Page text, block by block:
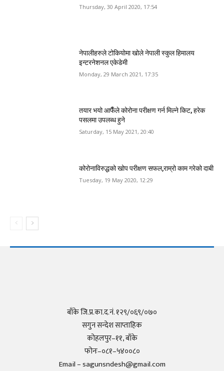
Thursday, 30 April 2020, 17:54
नेपालीहरुले टोकियोमा खोले नेपाली स्कुल हिमालय
इन्टरनेशनल एकेडेमी
Monday, 29 March 2021, 17:35
तयार भयो आफैँले कोरोना परीक्षण गर्न मिल्ने किट, हरेक
पसलमा उपलब्ध हुने
Saturday, 15 May 2021, 20:40
कोरोनाविरुद्धको खोप परीक्षण सफल,राम्रो काम गरेको दाबी
Tuesday, 19 May 2020, 12:29
बाँके जि.प्र.का.द.नं. १२९/०६९/०७०
सगुन सन्देश साप्ताहिक
कोहलपुर–११, बाँके
फोनः–०८१–५४००८०
Email – sagunsndesh@gmail.com